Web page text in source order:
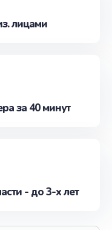
лицами
за 40 минут
- до 3-х лет